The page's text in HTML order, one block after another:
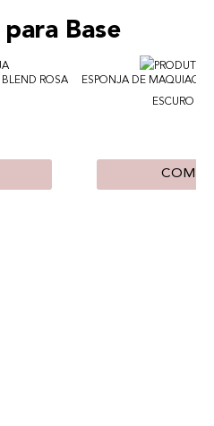
Base
ROSA
ESPONJA DE
ESCURO